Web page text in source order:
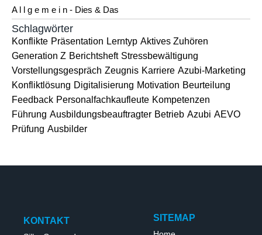
A l l g e m e i n - Dies & Das
Schlagwörter
Konflikte Präsentation Lerntyp Aktives Zuhören
Generation Z Berichtsheft Stressbewältigung
Vorstellungsgespräch Zeugnis Karriere Azubi-Marketing
Konfliktlösung Digitalisierung Motivation Beurteilung
Feedback Personalfachkaufleute Kompetenzen
Führung Ausbildungsbeauftragter Betrieb Azubi AEVO
Prüfung Ausbilder
KONTAKT SITEMAP